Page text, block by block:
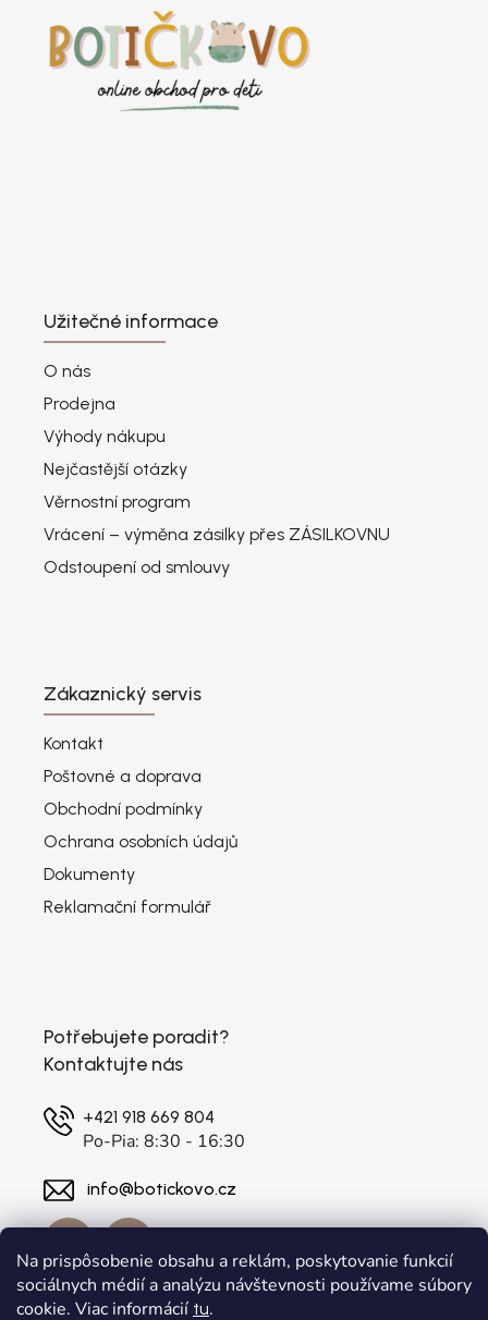
Na prispôsobenie obsahu a reklám, poskytovanie funkcií
sociálnych médií a analýzu návštevnosti používame súbory
cookie. Viac informácií tu.
Užitečné informace
O nás
Prodejna
Výhody nákupu
Nejčastější otázky
Věrnostní program
Vrácení – výměna zásilky přes ZÁSILKOVNU
Odstoupení od smlouvy
Zákaznický servis
Kontakt
Poštovné a doprava
Obchodní podmínky
Ochrana osobních údajů
Dokumenty
Reklamační formulář
Potřebujete poradit?
Kontaktujte nás
+421 918 669 804
Po-Pia: 8:30 - 16:30
info@botickovo.cz